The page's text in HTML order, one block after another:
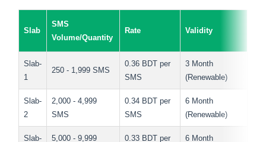
Slab
SMS
Volume/Quantity
Rate Validity
Slab-
1
250 - 1,999 SMS
0.36 BDT per
SMS
3 Month
(Renewable)
Slab-
2
2,000 - 4,999
SMS
0.34 BDT per
SMS
6 Month
(Renewable)
Slab-
5,000 - 9,999
0.33 BDT per
6 Month
SMS Range
Minimum Purchase: 10000
SMS
0.55 BDT per